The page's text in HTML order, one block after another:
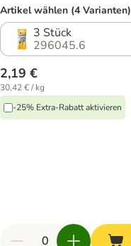
Artikel wählen (4 Varianten)
3 Stück
296045.6
2,19 €
30,42 € / kg
-25% Extra-Rabatt aktivieren